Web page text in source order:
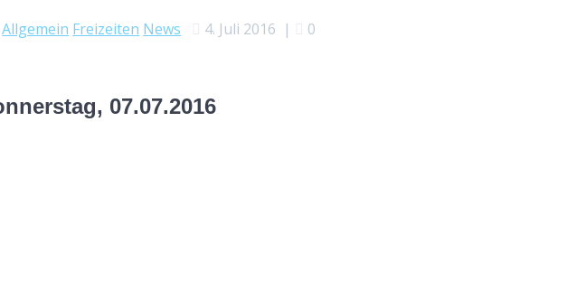
Allgemein Freizeiten News 4. Juli 2016 | 0
07.07.2016